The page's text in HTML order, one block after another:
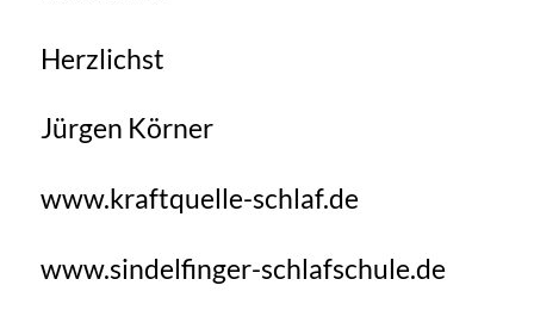
Herzlichst
Jürgen Körner
www.kraftquelle-schlaf.de
www.sindelfinger-schlafschule.de